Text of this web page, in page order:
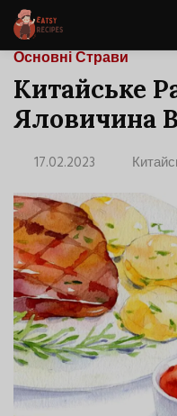
Основні Страви
Китайське
Яловичина
17.02.2023